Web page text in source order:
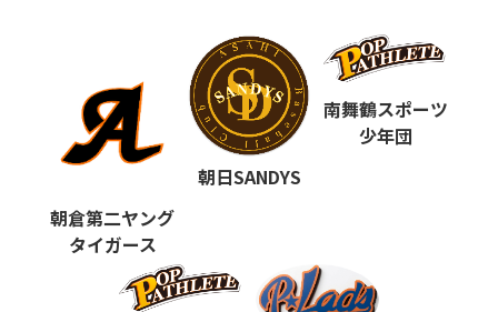
ポップアスリートカップ
第10回 ポップアスリートカップ
第9回 ポップアスリートカップ
第7回
第6回 ポップアスリートカップ
朝倉第二ヤング
タイガース
朝日SANDYS
南舞鶴スポーツ
少年団